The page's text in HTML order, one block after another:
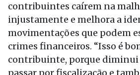
contribuintes caírem na
injustamente e melhora a
movimentações que podem
crimes financeiros. “Isso é
contribuinte, porque diminui